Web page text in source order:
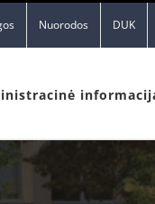
Nuorodos DUK